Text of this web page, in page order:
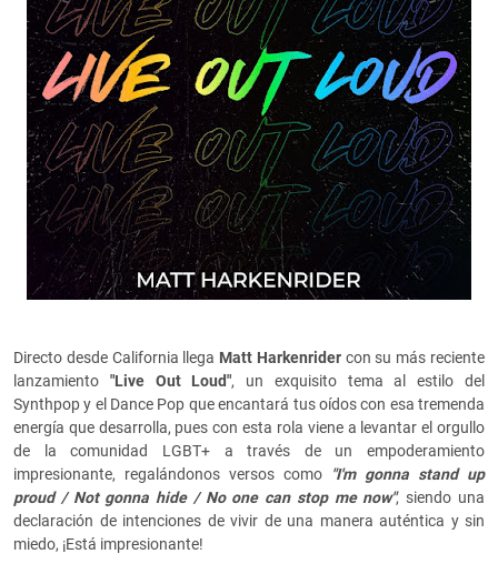
Directo desde California llega Matt Harkenridercon su más reciente
lanzamiento "Live Out Loud", un exquisito tema al estilo del
Synthpop y el Dance Pop que encantará tus oídos con esa tremenda
energía que desarrolla, pues con esta rola viene a levantar el orgullo
de la comunidad LGBT+ a través de un empoderamiento
impresionante, regalándonos versos como
"I'm gonna stand up
proud / Not gonna hide / No one can stop me now", siendo una
declaración de intenciones de vivir de una manera auténtica y sin
miedo, ¡Está impresionante!